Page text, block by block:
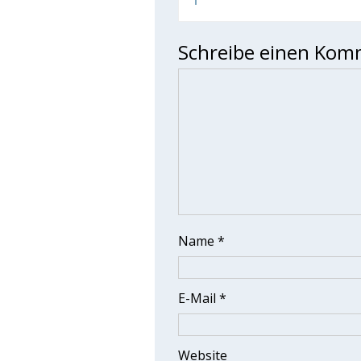
Schreibe einen
Name *
E-Mail *
Website